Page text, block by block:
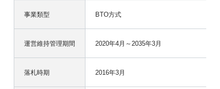
事業類型 BTO方式
運営維持管理期間 2020年4月～2035年3月
落札時期 2016年3月